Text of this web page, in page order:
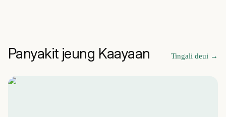
Panyakit jeung Kaayaan Tingali deui →